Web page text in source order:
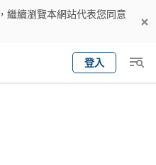
繼續瀏覽本網站代表您同意
登入